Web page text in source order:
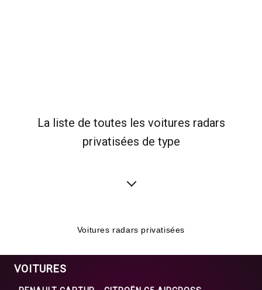
La liste de toutes les voitures radars
privatisées de type
Voitures radars privatisées
VOITURES